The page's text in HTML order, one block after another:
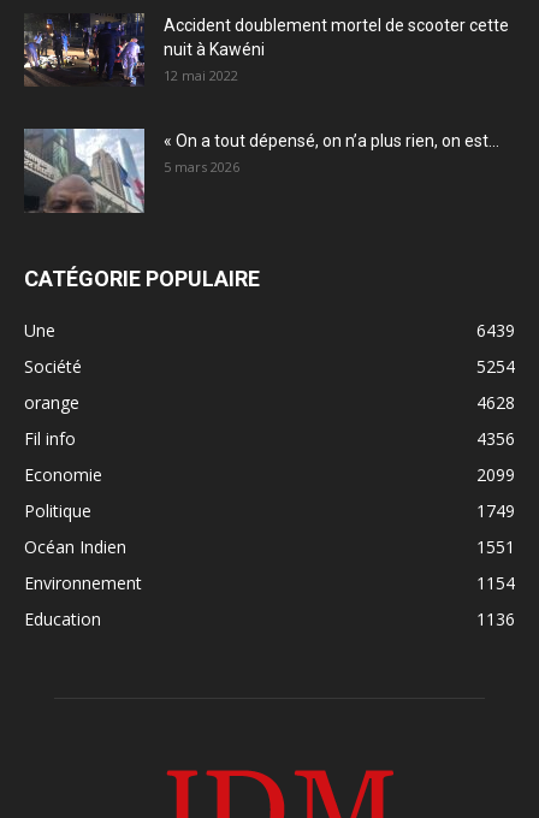
Accident doublement mortel de scooter cette
nuit à Kawéni
12 mai 2022
« On a tout dépensé, on n’a plus rien, on est...
5 mars 2026
CATÉGORIE POPULAIRE
Une
6439
Société
5254
orange
4628
Fil info
4356
Economie
2099
Politique
1749
Océan Indien
1551
Environnement
1154
Education
1136